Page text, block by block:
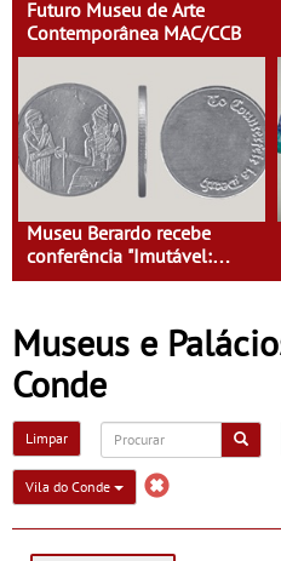
Futuro Museu de Arte
Contemporânea MAC/CCB
Museu Berardo recebe
conferência "Imutável:
Desenhando História" por
Museus e
Conde
Limpar
Vila do Conde